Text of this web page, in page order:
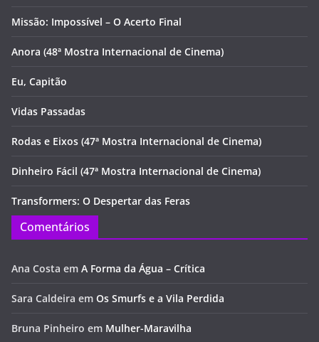
Missão: Impossível – O Acerto Final
Anora (48ª Mostra Internacional de Cinema)
Eu, Capitão
Vidas Passadas
Rodas e Eixos (47ª Mostra Internacional de Cinema)
Dinheiro Fácil (47ª Mostra Internacional de Cinema)
Transformers: O Despertar das Feras
Comentários
Ana Costa em A Forma da Água – Crítica
Sara Caldeira em Os Smurfs e a Vila Perdida
Bruna Pinheiro em Mulher-Maravilha